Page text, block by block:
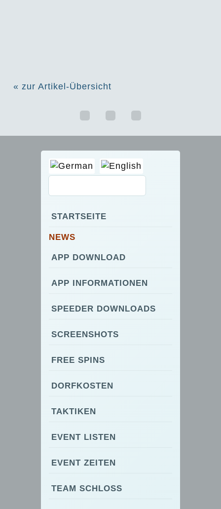
« zur Artikel-Übersicht
STARTSEITE
NEWS
APP DOWNLOAD
APP INFORMATIONEN
SPEEDER DOWNLOADS
SCREENSHOTS
FREE SPINS
DORFKOSTEN
TAKTIKEN
EVENT LISTEN
EVENT ZEITEN
TEAM SCHLOSS